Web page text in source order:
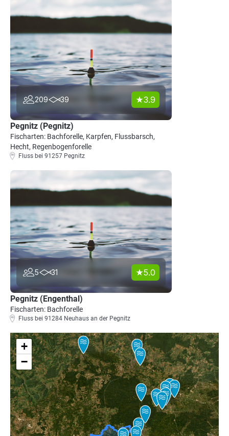
209 39 3.9
Pegnitz (Pegnitz)
Fischarten: Bachforelle, Karpfen, Flussbarsch,
Hecht, Regenbogenforelle
Fluss bei 91257 Pegnitz
5 31 5.0
Pegnitz (Engenthal)
Fischarten: Bachforelle
Fluss bei 91284 Neuhaus an der Pegnitz
+
−